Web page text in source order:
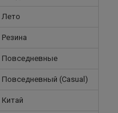
Лето
Резина
Повседневные
Повседневный (Casual)
Китай